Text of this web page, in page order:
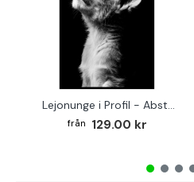
Lejonunge i Profil - Abstrakt poster i svartvitt
129.00 kr